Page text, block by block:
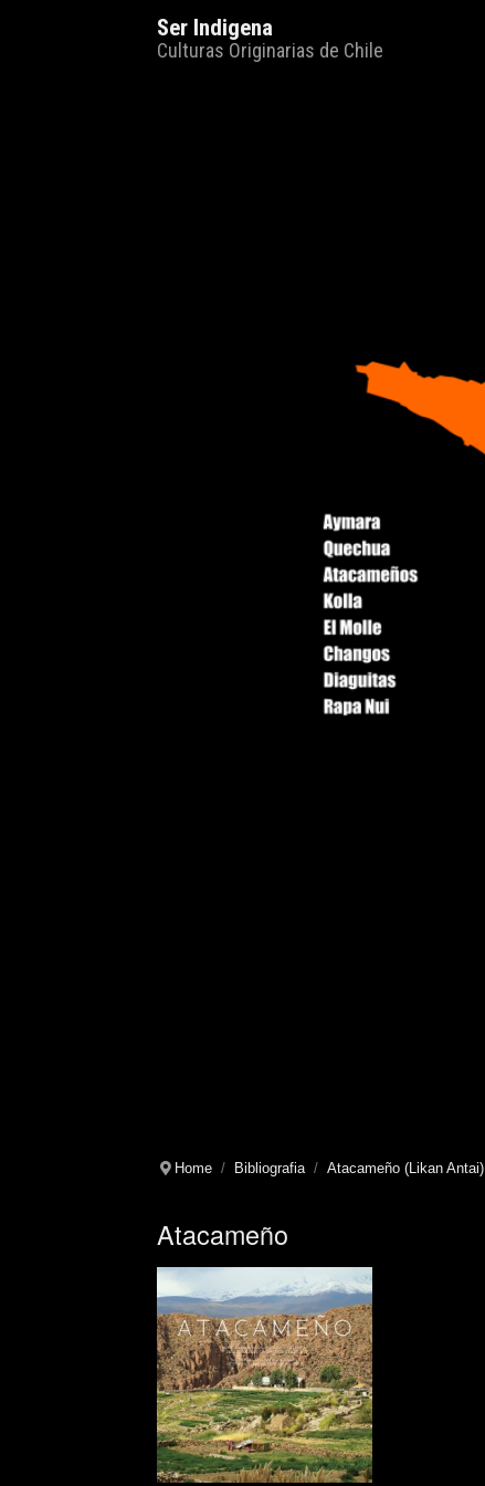
Ser Indigena
Culturas Originarias de Chile
Home Bibliografia Atacameño (Likan Antai)
Atacameño